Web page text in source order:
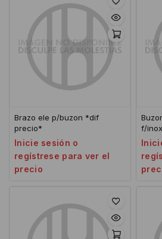
Brazo ele p/buzon *dif
precio*
Inicie sesión o
regístrese para ver el
precio
f/inox